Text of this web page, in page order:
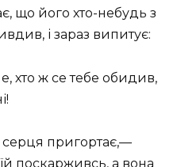
що його хто-небудь з
і зараз випитує:
хто ж се тебе обидив,
серця пригортає,—
поскарживсь, а вона